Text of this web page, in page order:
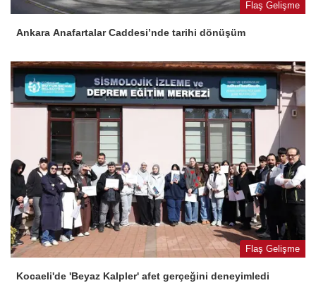
Flaş Gelişme
Ankara Anafartalar Caddesi’nde tarihi dönüşüm
Flaş Gelişme
Kocaeli'de 'Beyaz Kalpler' afet gerçeğini deneyimledi